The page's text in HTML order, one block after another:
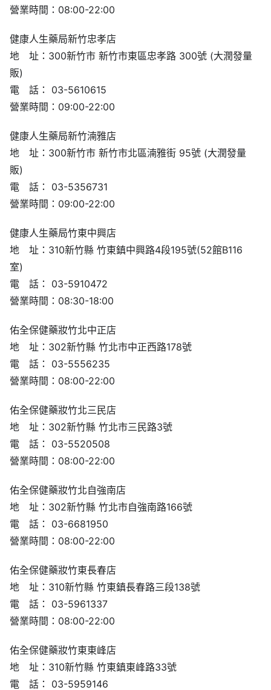
營業時間：08:00-22:00
健康人生藥局新竹忠孝店
地 址：300新竹市 新竹市東區忠孝路 300號 (大潤發量
販)
電 話： 03-5610615
營業時間：09:00-22:00
健康人生藥局新竹湳雅店
地 址：300新竹市 新竹市北區湳雅街 95號 (大潤發量
販)
電 話： 03-5356731
營業時間：09:00-22:00
健康人生藥局竹東中興店
地 址：310新竹縣 竹東鎮中興路4段195號(52館B116
室)
電 話： 03-5910472
營業時間：08:30-18:00
佑全保健藥妝竹北中正店
地 址：302新竹縣 竹北市中正西路178號
電 話： 03-5556235
營業時間：08:00-22:00
佑全保健藥妝竹北三民店
地 址：302新竹縣 竹北市三民路3號
電 話： 03-5520508
營業時間：08:00-22:00
佑全保健藥妝竹北自強南店
地 址：302新竹縣 竹北市自強南路166號
電 話： 03-6681950
營業時間：08:00-22:00
佑全保健藥妝竹東長春店
地 址：310新竹縣 竹東鎮長春路三段138號
電 話： 03-5961337
營業時間：08:00-22:00
佑全保健藥妝竹東東峰店
地 址：310新竹縣 竹東鎮東峰路33號
電 話： 03-5959146